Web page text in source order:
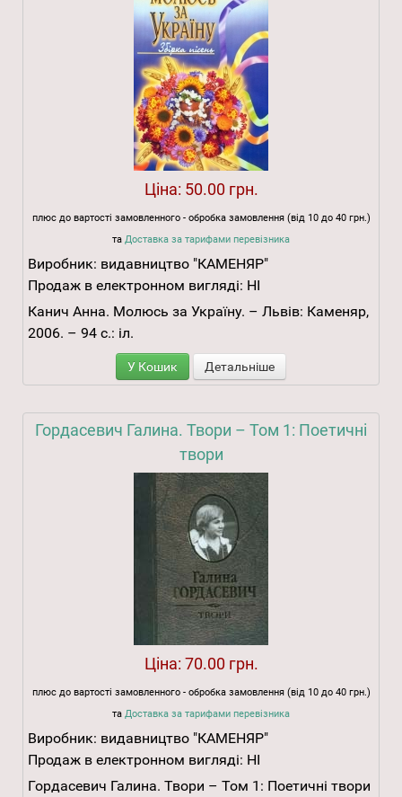
Ціна: 50.00 грн.
плюс до вартості замовленного - обробка замовлення (від 10 до 40 грн.)
та Доставка за тарифами перевізника
Виробник: видавництво "КАМЕНЯР"
Продаж в електронном вигляді: НІ
Канич Анна. Молюсь за Україну. – Львів: Каменяр,
2006. – 94 с.: іл.
У Кошик Детальніше
Гордасевич Галина. Твори – Том 1: Поетичні
твори
Ціна: 70.00 грн.
плюс до вартості замовленного - обробка замовлення (від 10 до 40 грн.)
та Доставка за тарифами перевізника
Виробник: видавництво "КАМЕНЯР"
Продаж в електронном вигляді: НІ
Гордасевич Галина. Твори – Том 1: Поетичні твори